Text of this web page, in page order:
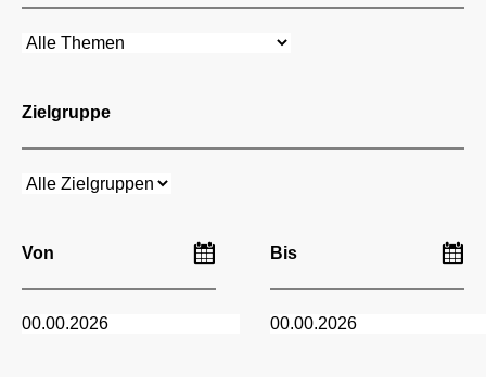
Zielgruppe
Von Bis